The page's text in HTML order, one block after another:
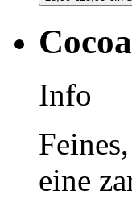
Cocoa
Info
eine